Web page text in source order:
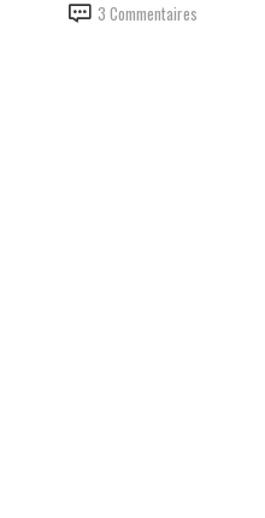
3 Commentaires